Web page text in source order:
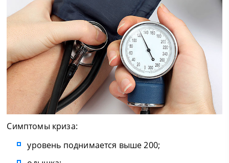
Симптомы криза:
уровень поднимается выше 200;